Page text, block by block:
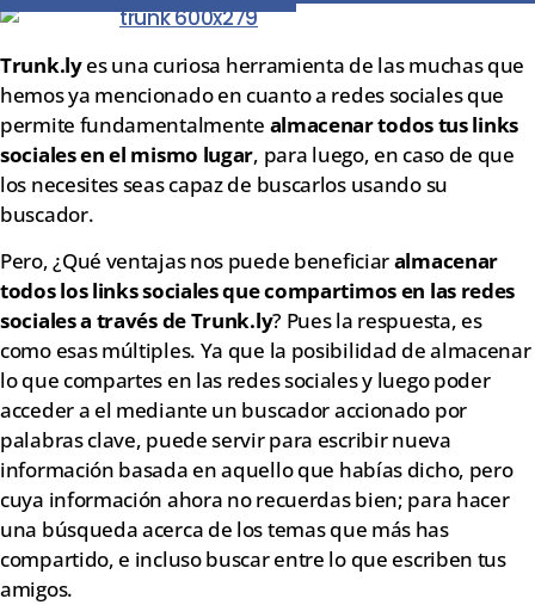
en
en
(Twitter)
en
en
en
en en
Trunk.lyes una curiosa herramienta de las muchas que
hemos ya mencionado en cuanto a redes sociales que
permite fundamentalmente almacenar todos tus links
sociales en el mismo lugar, para luego, en caso de que
los necesites seas capaz de buscarlos usando su
buscador.
Pero, ¿Qué ventajas nos puede beneficiaralmacenar
todos los links sociales que compartimos en las redes
sociales a través de Trunk.ly? Pues la respuesta, es
como esas múltiples. Ya que la posibilidad de almacenar
lo que compartes en las redes sociales y luego poder
acceder a el mediante un buscador accionado por
palabras clave, puede servir para escribir nueva
información basada en aquello que habías dicho, pero
cuya información ahora no recuerdas bien; para hacer
una búsqueda acerca de los temas que más has
compartido, e incluso buscar entre lo que escriben tus
amigos.